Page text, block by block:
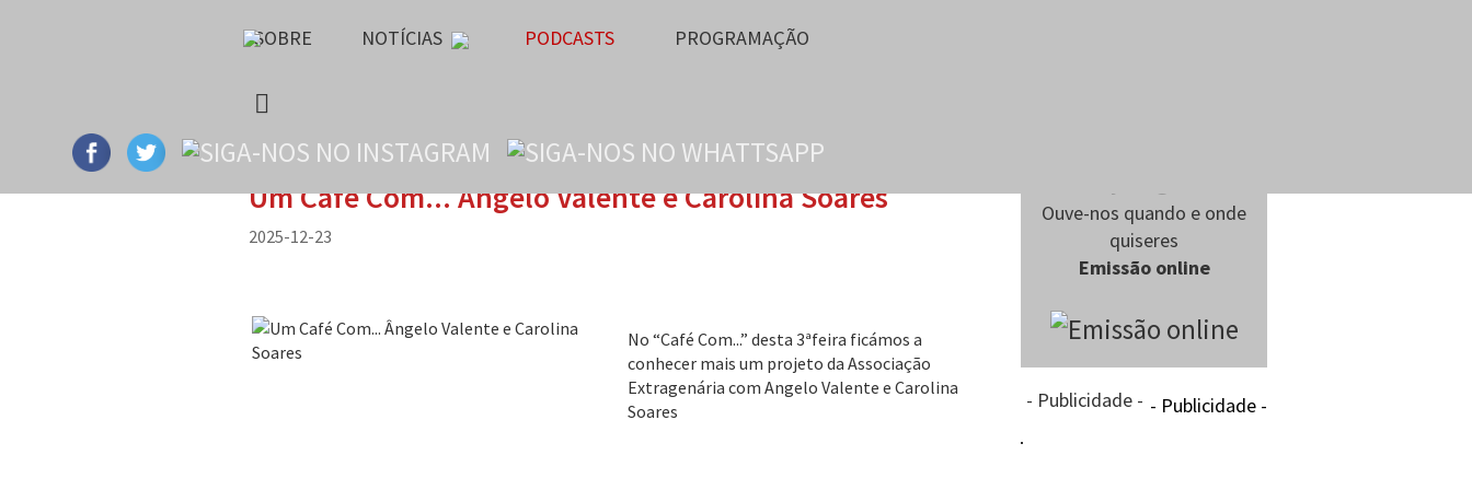
SOBRE NOTÍCIAS PODCASTS PROGRAMAÇÃO
Um Café Com... Ângelo Valente e Carolina Soares
2025-12-23
No “Café Com...” desta 3ªfeira ficámos a
conhecer mais um projeto da Associação
Extragenária com Angelo Valente e Carolina
Soares
Ouve-nos quando e onde
quiseres
Emissão online
- Publicidade - - Publicidade -